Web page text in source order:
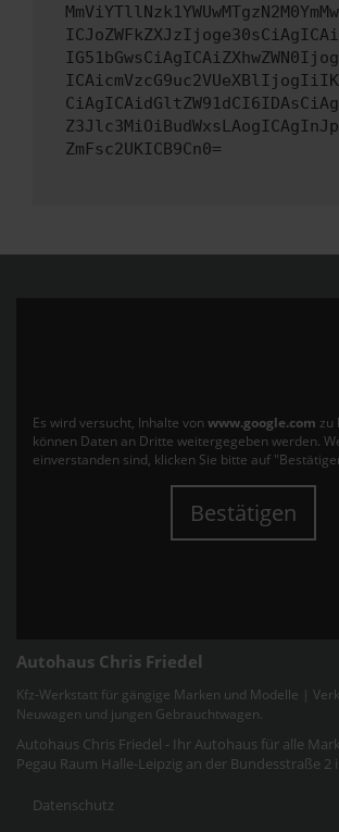
ZmFsc2UKICB9Cn0=
Es wird versucht, Inhalte von www.google.com zu
können Daten an Dritte weitergegeben werden.
einverstanden sind, klicken Sie bitte auf
Bestätigen
Autohaus Chris Friedel
Kfz-Werkstatt für gängige Marken und Modelle |
Neuwagen und jungen Gebrauchtwagen.
Autohaus Chris Friedel - Ihr Autohaus für alle
Pegau Raum Halle-Leipzig an der Bundesstraße 2
Datenschutz